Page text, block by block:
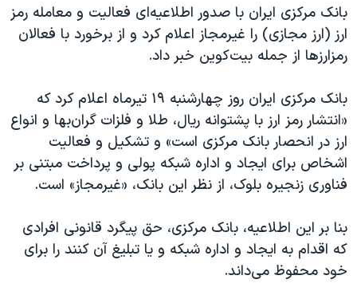
گالری عکس
آرشیو پخش زنده
اعتراضات زن، زندگی، آزادی
مجموعه مستندهای دادخواهی
دادگاه حمید نوری
چهل سال گروگان‌گیری
قانون شفافیت دارائی کادر رهبری ایران
اعتراضات مردمی آبان ۹۸
نرگس محمدی برنده جایزه نوبل صلح
همایش محافظه‌کاران آمریکا «سی‌پک»
بانک مرکزی ایران با صدور اطلاعیه‌ای فعالیت و معامله رمز
ارز (ارز مجازی) را غیرمجاز اعلام کرد و از برخورد با فعالان
رمزارزها از جمله بیت‌کوین خبر داد.
بانک مرکزی ایران روز چهارشنبه ۱۹ تیرماه اعلام کرد که
«انتشار رمز ارز با پشتوانه ریال، طلا و فلزات گران‌بها و انواع
ارز در انحصار بانک مرکزی است» و تشکیل و فعالیت
اشخاص برای ایجاد و اداره شبکه پولی و پرداخت مبتنی بر
فناوری زنجیره بلوک، از نظر این بانک، «غیرمجاز» است.
بنا بر این اطلاعیه، بانک مرکزی، حق پیگرد قانونی افرادی
که اقدام به ایجاد و اداره شبکه و یا تبلیغ آن کنند را برای
خود محفوظ می‌داند.